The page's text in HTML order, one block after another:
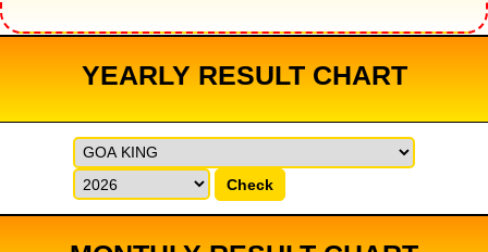
YEARLY RESULT CHART
Check